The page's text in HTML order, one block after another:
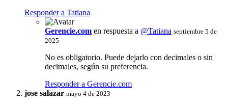
Responder a Tatiana
Gerencie.com en respuesta a @Tatiana septiembre 5 de
2025
No es obligatorio. Puede dejarlo con decimales o sin
decimales, según su preferencia.
Responder a Gerencie.com
jose salazar mayo 4 de 2023